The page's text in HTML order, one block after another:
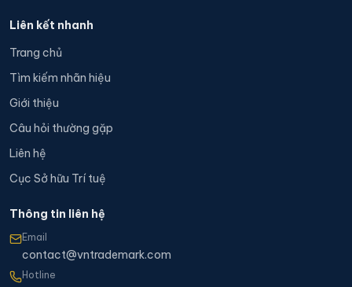
Liên kết nhanh
Trang chủ
Tìm kiếm nhãn hiệu
Giới thiệu
Câu hỏi thường gặp
Liên hệ
Cục Sở hữu Trí tuệ
Thông tin liên hệ
Email
contact@vntrademark.com
Hotline